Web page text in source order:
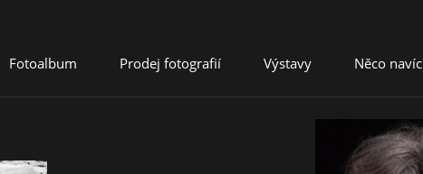
Fotoalbum Prodej fotografií Výstavy Něco navíc